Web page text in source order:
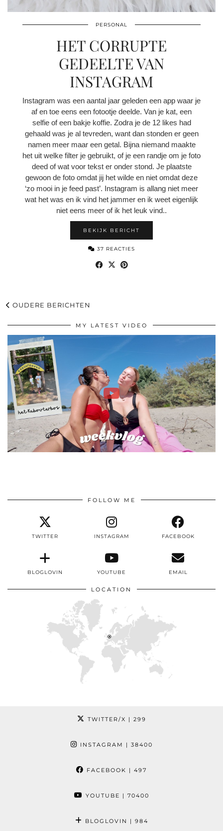
PERSONAL
HET CORRUPTE
GEDEELTE VAN
INSTAGRAM
Instagram was een aantal jaar geleden een app waar je
af en toe eens een fotootje deelde. Van je kat, een
selfie of een bakje koffie. Zodra je de 12 likes had
gehaald was je al tevreden, want dan stonden er geen
namen meer maar een getal. Bijna niemand maakte
het uit welke filter je gebruikt, of je een randje om je foto
deed of wat voor tekst er onder stond. Je plaatste
gewoon de foto omdat jij het wilde en niet omdat deze
‘zo mooi in je feed past’. Instagram is allang niet meer
wat het was en ik vind het jammer en ik weet eigenlijk
niet eens meer of ik het leuk vind..
BEKIJK BERICHT
37 REACTIES
OUDERE BERICHTEN
MY LATEST VIDEO
FOLLOW ME
TWITTER INSTAGRAM FACEBOOK
BLOGLOVIN YOUTUBE EMAIL
LOCATION
TWITTER/X | 299
INSTAGRAM | 38400
FACEBOOK | 497
YOUTUBE | 70400
BLOGLOVIN | 984